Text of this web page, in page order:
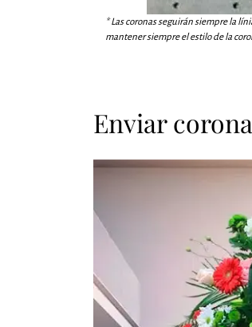
* Las coronas seguirán siempre la
mantener siempre el estilo de la
Enviar